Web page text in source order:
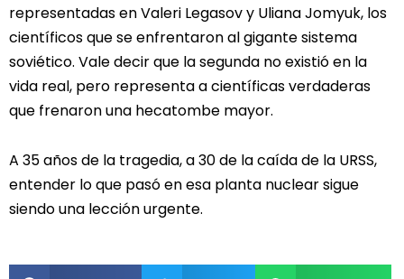
representadas en Valeri Legasov y Uliana Jomyuk, los
científicos que se enfrentaron al gigante sistema
soviético. Vale decir que la segunda no existió en la
vida real, pero representa a científicas verdaderas
que frenaron una hecatombe mayor.
A 35 años de la tragedia, a 30 de la caída de la URSS,
entender lo que pasó en esa planta nuclear sigue
siendo una lección urgente.